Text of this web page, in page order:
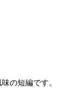
の短編です。